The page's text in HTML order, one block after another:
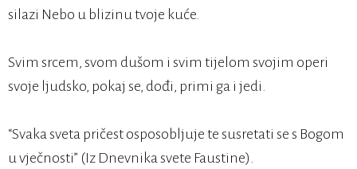
silazi Nebo u blizinu tvoje kuće.
Svim srcem, svom dušom i svim tijelom svojim operi
svoje ljudsko, pokaj se, dođi, primi ga i jedi.
“Svaka sveta pričest osposobljuje te susretati se s Bogom
u vječnosti” (Iz Dnevnika svete Faustine).